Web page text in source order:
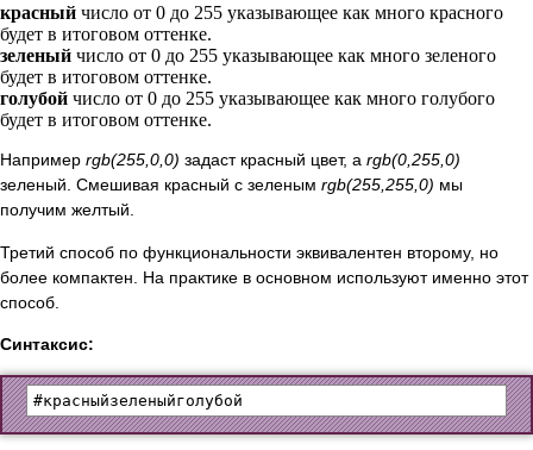
красный число от 0 до 255 указывающее как много красного
будет в итоговом оттенке.
зеленый число от 0 до 255 указывающее как много зеленого
будет в итоговом оттенке.
голубой число от 0 до 255 указывающее как много голубого
будет в итоговом оттенке.
Например rgb(255,0,0) задаст красный цвет, а rgb(0,255,0)
зеленый. Смешивая красный с зеленым rgb(255,255,0) мы
получим желтый.
Третий способ по функциональности эквивалентен второму, но
более компактен. На практике в основном используют именно этот
способ.
Синтаксис:
#красныйзеленыйголубой